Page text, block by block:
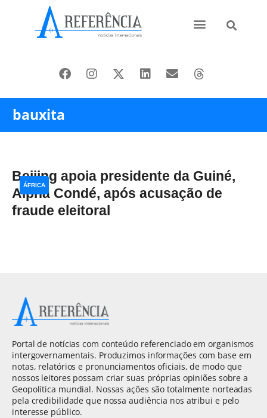
bauxita
Beijing apoia presidente da Guiné,
Alpha Condé, após acusação de
fraude eleitoral
ÁFRICA
Portal de notícias com conteúdo referenciado em organismos
intergovernamentais. Produzimos informações com base em
notas, relatórios e pronunciamentos oficiais, de modo que
nossos leitores possam criar suas próprias opiniões sobre a
Geopolítica mundial. Nossas ações são totalmente norteadas
pela credibilidade que nossa audiência nos atribui e pelo
interesse público.